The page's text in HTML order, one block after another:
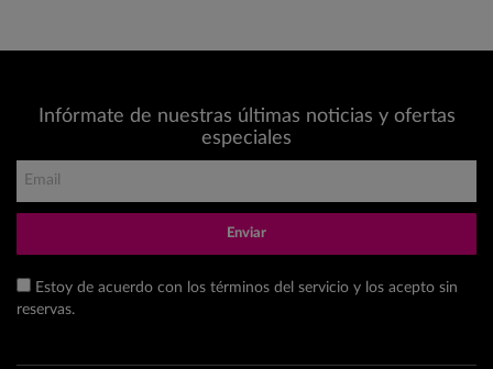
Infórmate de nuestras últimas noticias y ofertas
especiales
Enviar
Estoy de acuerdo con los términos del servicio y los acepto sin
reservas.